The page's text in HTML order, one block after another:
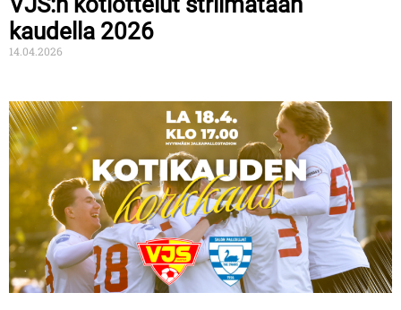
kaudella 2026
14.04.2026